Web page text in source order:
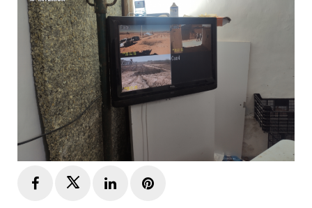
FacebookTwitterLinkedInPinterest